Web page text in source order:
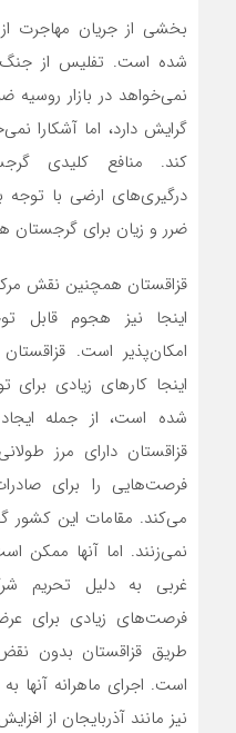
بخشی از جریان مهاجرت
شده است. تفلیس از جنگ
نمی‌خواهد در بازار
گرایش دارد، اما آشکارا
کند. منافع کلیدی
درگیری‌های ارضی با توجه
ضرر و زیان برای
قزاقستان همچنین نقش
اینجا نیز هجوم قابل
امکان‌پذیر است.
اینجا کارهای زیادی
شده است، از جمله ایجاد
قزاقستان دارای مرز
فرصت‌هایی را برای
می‌کند. مقامات این کشور
نمی‌زنند. اما آنها ممکن
غربی به دلیل تحریم
فرصت‌های زیادی برای
طریق قزاقستان بدون
است. اجرای ماهرانه آنها
نیز مانند آذربایجان از